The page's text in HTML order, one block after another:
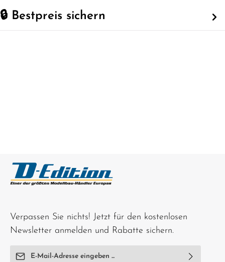
🔒 Bestpreis sichern
Verpassen Sie nichts! Jetzt für den kostenlosen
Newsletter anmelden und Rabatte sichern.
E-Mail-Adresse*